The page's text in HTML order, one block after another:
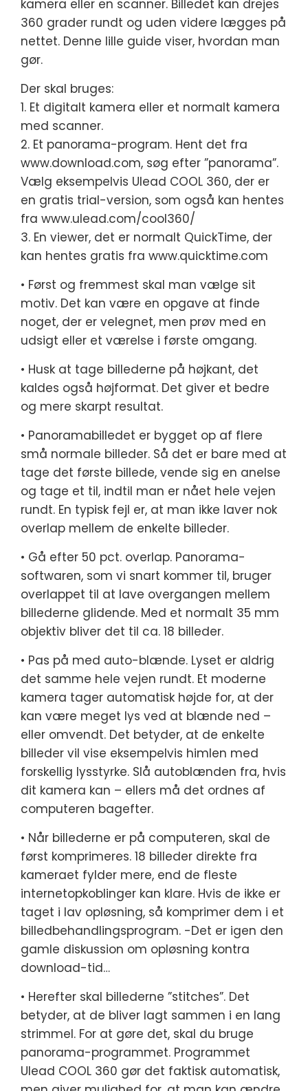
kamera eller en scanner. Billedet kan drejes
360 grader rundt og uden videre lægges på
nettet. Denne lille guide viser, hvordan man
gør.
Der skal bruges:
1. Et digitalt kamera eller et normalt kamera
med scanner.
2. Et panorama-program. Hent det fra
www.download.com, søg efter ”panorama”.
Vælg eksempelvis Ulead COOL 360, der er
en gratis trial-version, som også kan hentes
fra www.ulead.com/cool360/
3. En viewer, det er normalt QuickTime, der
kan hentes gratis fra www.quicktime.com
• Først og fremmest skal man vælge sit
motiv. Det kan være en opgave at finde
noget, der er velegnet, men prøv med en
udsigt eller et værelse i første omgang.
• Husk at tage billederne på højkant, det
kaldes også højformat. Det giver et bedre
og mere skarpt resultat.
• Panoramabilledet er bygget op af flere
små normale billeder. Så det er bare med at
tage det første billede, vende sig en anelse
og tage et til, indtil man er nået hele vejen
rundt. En typisk fejl er, at man ikke laver nok
overlap mellem de enkelte billeder.
• Gå efter 50 pct. overlap. Panorama-
softwaren, som vi snart kommer til, bruger
overlappet til at lave overgangen mellem
billederne glidende. Med et normalt 35 mm
objektiv bliver det til ca. 18 billeder.
• Pas på med auto-blænde. Lyset er aldrig
det samme hele vejen rundt. Et moderne
kamera tager automatisk højde for, at der
kan være meget lys ved at blænde ned –
eller omvendt. Det betyder, at de enkelte
billeder vil vise eksempelvis himlen med
forskellig lysstyrke. Slå autoblænden fra, hvis
dit kamera kan – ellers må det ordnes af
computeren bagefter.
• Når billederne er på computeren, skal de
først komprimeres. 18 billeder direkte fra
kameraet fylder mere, end de fleste
internetopkoblinger kan klare. Hvis de ikke er
taget i lav opløsning, så komprimer dem i et
billedbehandlingsprogram. -Det er igen den
gamle diskussion om opløsning kontra
download-tid…
• Herefter skal billederne ”stitches”. Det
betyder, at de bliver lagt sammen i en lang
strimmel. For at gøre det, skal du bruge
panorama-programmet. Programmet
Ulead COOL 360 gør det faktisk automatisk,